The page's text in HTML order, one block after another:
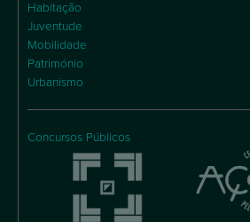
Habitação
Juventude
Mobilidade
Património
Urbanismo
Concursos Públicos